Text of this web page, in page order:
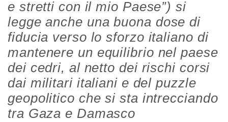
e stretti con il mio Paese”) si
legge anche una buona dose di
fiducia verso lo sforzo italiano di
mantenere un equilibrio nel paese
dei cedri, al netto dei rischi corsi
dai militari italiani e del puzzle
geopolitico che si sta intrecciando
tra Gaza e Damasco